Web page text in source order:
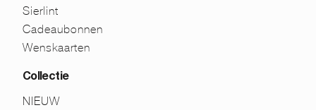
Sierlint
Cadeaubonnen
Wenskaarten
Collectie
NIEUW